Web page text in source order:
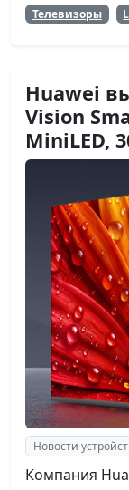
Телевизоры
Huawei
Vision
MiniLED,
Новости
Компания